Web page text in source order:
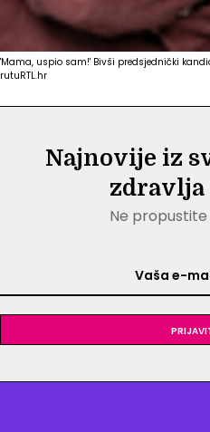
'Mama, uspio sam!' Bivši predsjednički
rutuRTL.hr
Najnovije iz
zdravlja
Ne propustite